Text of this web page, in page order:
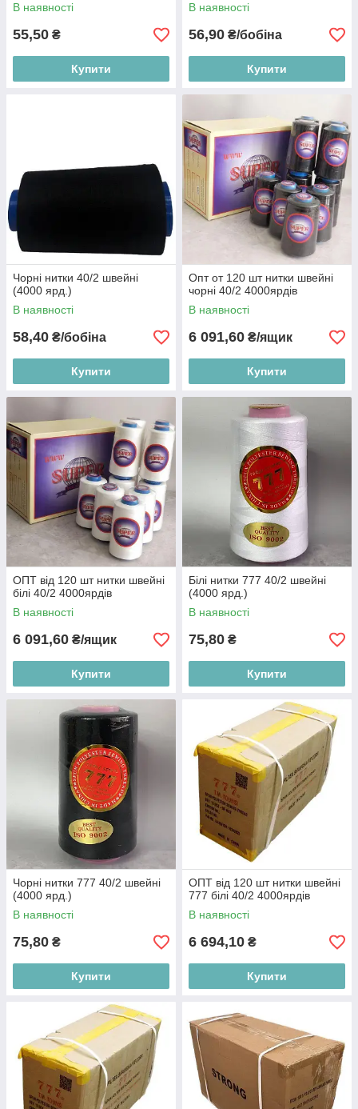
В наявності
55,50 ₴
Купити
В наявності
56,90 ₴/бобіна
Купити
Чорні нитки 40/2 швейні
(4000 ярд.)
В наявності
58,40 ₴/бобіна
Купити
Опт от 120 шт нитки швейні
чорні 40/2 4000ярдів
В наявності
6 091,60 ₴/ящик
Купити
ОПТ від 120 шт нитки швейні
білі 40/2 4000ярдів
В наявності
6 091,60 ₴/ящик
Купити
Білі нитки 777 40/2 швейні
(4000 ярд.)
В наявності
75,80 ₴
Купити
Чорні нитки 777 40/2 швейні
(4000 ярд.)
В наявності
75,80 ₴
Купити
ОПТ від 120 шт нитки швейні
777 білі 40/2 4000ярдів
В наявності
6 694,10 ₴
Купити